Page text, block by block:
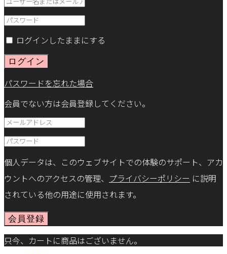
ログインしたままにする
ログイン
パスワードを忘れた場合
会員でない方は会員登録してください。
個人データは、このウェブサイトでの体験のサポート、アカ
ウントへのアクセスの管理、
プライバシーポリシー に説明
されている他の用途に使用されます。
会員登録
只今、カートに商品はございません。